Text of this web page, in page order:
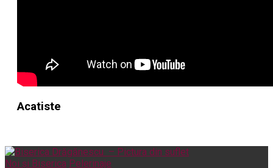
Acatiste
Noi și Biserica Pelerinaje